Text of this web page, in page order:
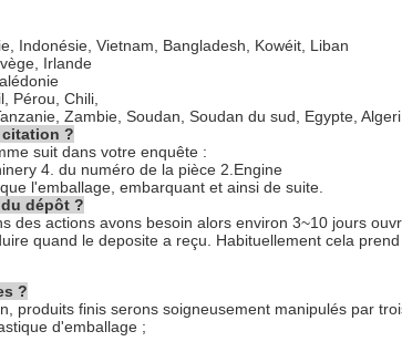
Indonésie, Vietnam, Bangladesh, Kowéit, Liban
Irlande
Pérou, Chili,
Zambie, Soudan, Soudan du sud, Egypte,
citation ?
suit dans votre enquête :
4. du numéro de la pièce 2.Engine
l'emballage, embarquant et ainsi de suite.
dépôt ?
des actions avons besoin alors environ 3~10 jours
quand le deposite a reçu. Habituellement cela
?
produits finis serons soigneusement manipulés par
d'emballage ;